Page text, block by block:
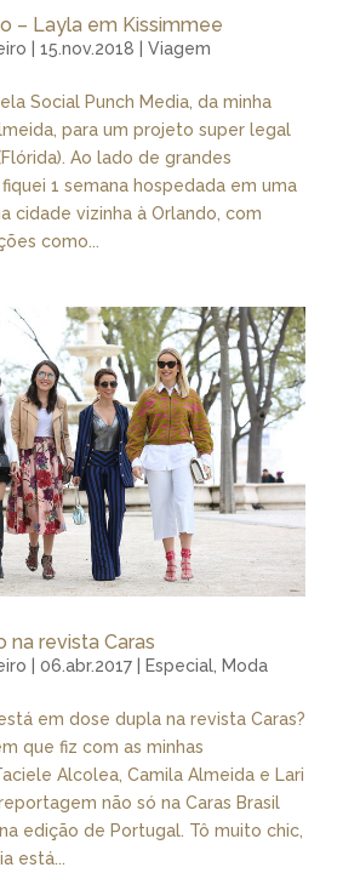
– Layla em Kissimmee
15.nov.2018 Viagem
Social Punch Media, da minha
para um projeto super legal
Ao lado de grandes
1 semana hospedada em uma
cidade vizinha à Orlando, com
como...
na revista Caras
06.abr.2017| Especial, Moda
em dose dupla na revista Caras?
que fiz com as minhas
Alcolea, Camila Almeida e Lari
não só na Caras Brasil
edição de Portugal. Tô muito chic,
está...